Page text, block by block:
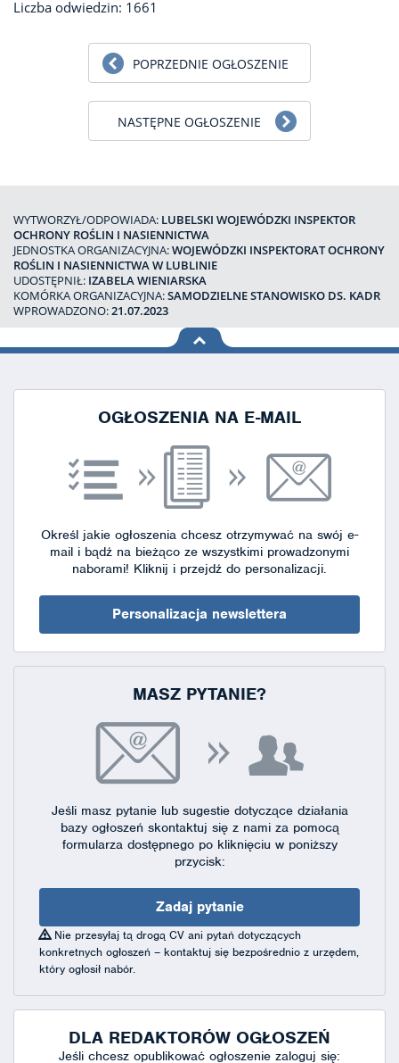
Liczba odwiedzin: 1661
POPRZEDNIE OGŁOSZENIE
NASTĘPNE OGŁOSZENIE
WYTWORZYŁ/ODPOWIADA: LUBELSKI WOJEWÓDZKI INSPEKTOR
OCHRONY ROŚLIN I NASIENNICTWA
JEDNOSTKA ORGANIZACYJNA:WOJEWÓDZKI INSPEKTORAT OCHRONY
ROŚLIN I NASIENNICTWA W LUBLINIE
UDOSTĘPNIŁ: IZABELA WIENIARSKA
KOMÓRKA ORGANIZACYJNA:SAMODZIELNE STANOWISKO DS. KADR
WPROWADZONO:21.07.2023
na górę
OGŁOSZENIA NA E-MAIL
Określ jakie ogłoszenia chcesz otrzymywać na swój e-
mail i bądź na bieżąco ze wszystkimi prowadzonymi
naborami! Kliknij i przejdź do personalizacji.
Personalizacja newslettera
MASZ PYTANIE?
Jeśli masz pytanie lub sugestie dotyczące działania
bazy ogłoszeń skontaktuj się z nami za pomocą
formularza dostępnegopo kliknięciu w poniższy
przycisk:
Zadaj pytanie
Nie przesyłaj tą drogą CV ani pytań dotyczących
konkretnych ogłoszeń – kontaktuj się bezpośrednio z urzędem,
który ogłosił nabór.
DLA REDAKTORÓW OGŁOSZEŃ
Jeśli chcesz opublikować ogłoszenie zaloguj się: